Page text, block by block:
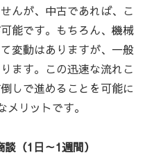
んが、中古であれば、こ
能です。もちろん、機械
変動はありますが、一般
ます。この迅速な流れこ
しで進めることを可能に
リットです。
（1日～1週間）